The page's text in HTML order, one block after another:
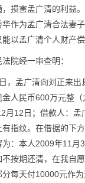
损害孟广清的利益
作为孟广清合法妻
以孟广清个人财产偿
院经一审查明：
，孟广清向刘正来出
人民币600万元整（
月12日；借款人：
有指纹。在借据的下
：本人2009年11月
按期还清，在我自
每天付10000元作